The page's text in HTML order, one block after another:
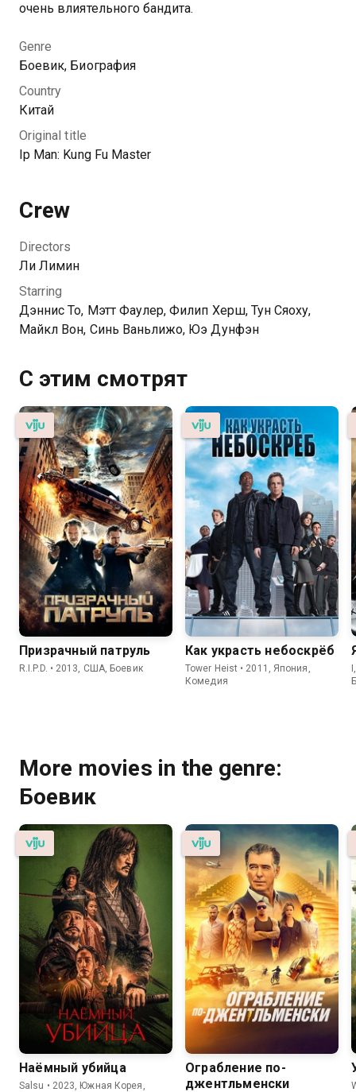
очень влиятельного бандита.
Genre
Боевик, Биография
Country
Китай
Original title
Ip Man: Kung Fu Master
Crew
Directors
Ли Лимин
Starring
Дэннис То, Мэтт Фаулер, Филип Херш, Тун Сяоху,
Майкл Вон, Синь Ваньлижо, Юэ Дунфэн
С этим смотрят
Призрачный патруль
R.I.P.D. • 2013, США, Боевик
Как украсть небоскрёб
Tower Heist • 2011, Япония,
Комедия
More movies in the genre:
Боевик
Наёмный убийца
Salsu • 2023, Южная Корея,
Ограбление по-
джентльменски